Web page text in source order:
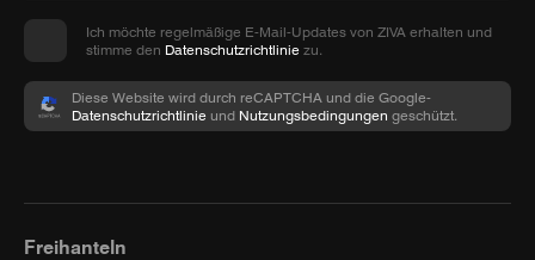
Ich möchte regelmäßige E-Mail-Updates von ZIVA erhalten und
stimme den Datenschutzrichtlinie zu.
Diese Website wird durch reCAPTCHA und die Google-
Datenschutzrichtlinie und Nutzungsbedingungen geschützt.
Freihanteln